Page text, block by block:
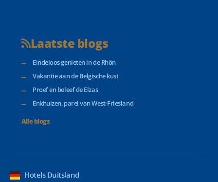
Laatste blogs
Eindeloos genieten in de Rhön
Vakantie aan de Belgische kust
Proef en beleef de Elzas
Enkhuizen, parel van West-Friesland
Alle blogs
Hotels Duitsland